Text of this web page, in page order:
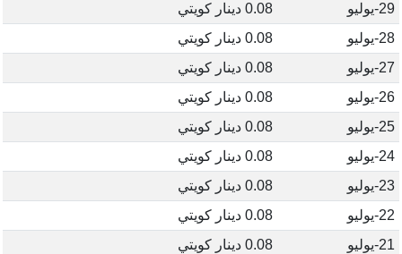
29-يوليو
0.08 دينار كويتي
28-يوليو
0.08 دينار كويتي
27-يوليو
0.08 دينار كويتي
26-يوليو
0.08 دينار كويتي
25-يوليو
0.08 دينار كويتي
24-يوليو
0.08 دينار كويتي
23-يوليو
0.08 دينار كويتي
22-يوليو
0.08 دينار كويتي
21-يوليو
0.08 دينار كويتي